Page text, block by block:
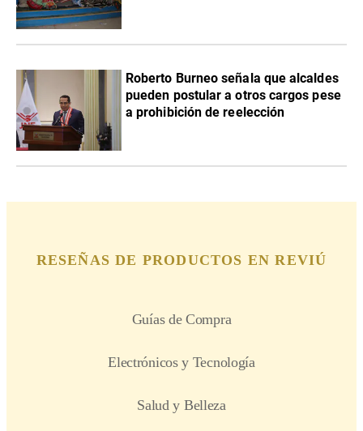
Roberto Burneo señala que alcaldes
pueden postular a otros cargos pese
a prohibición de reelección